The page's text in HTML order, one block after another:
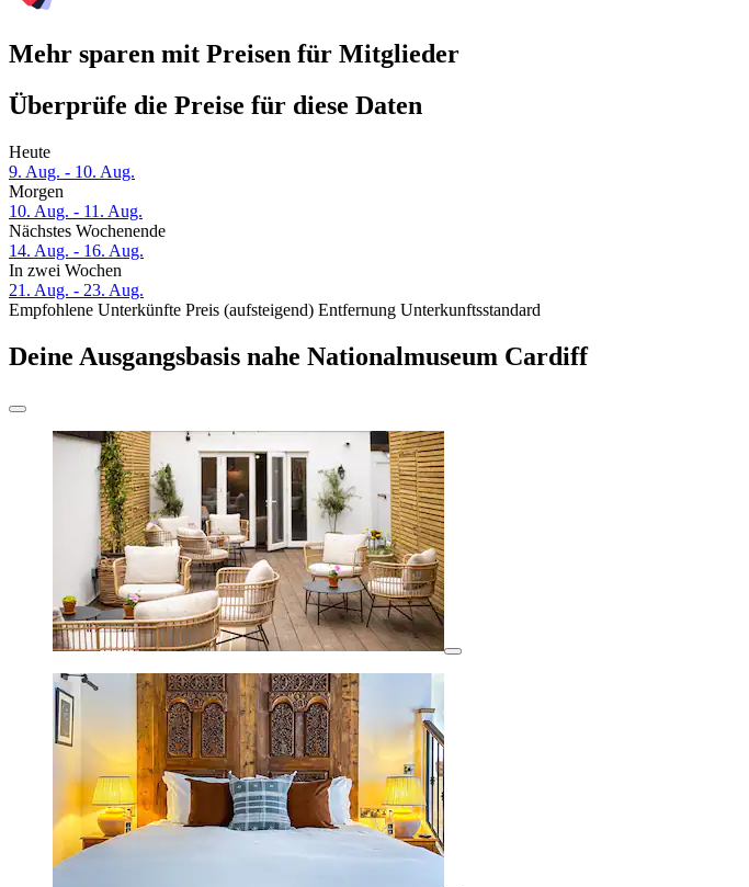
Mehr sparen mit Preisen für Mitglieder
Überprüfe die Preise für diese Daten
Heute
9. Aug. - 10. Aug.
Morgen
10. Aug. - 11. Aug.
Nächstes Wochenende
14. Aug. - 16. Aug.
In zwei Wochen
21. Aug. - 23. Aug.
Empfohlene Unterkünfte Preis (aufsteigend) Entfernung Unterkunftsstandard
Deine Ausgangsbasis nahe Nationalmuseum Cardiff